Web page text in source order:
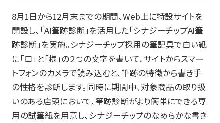
8月1日から12月末までの期間、Web上に特設サイトを
開設し、「AI筆跡診断」を活用した「シナジーチップAI筆
跡診断」を実施。シナジーチップ採用の筆記具で白い紙
に「口」と「様」の２つの文字を書いて、サイトからスマー
トフォンのカメラで読み込むと、筆跡の特徴から書き手
の性格を診断します。同時に期間中、対象商品の取り扱
いのある店頭において、筆跡診断がより簡単にできる専
用の試筆紙を用意し、シナジーチップのなめらかな書き